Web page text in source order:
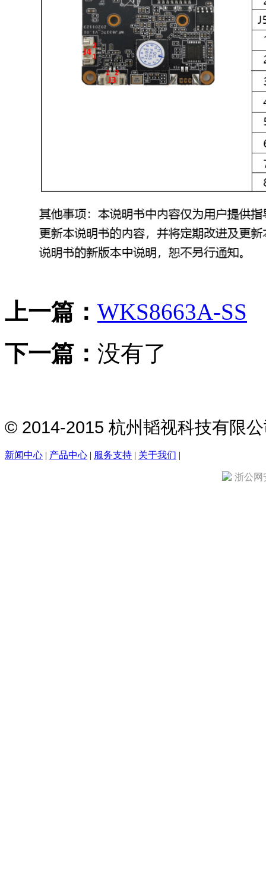
上一篇： WKS8663A-SS
下一篇： 没有了
© 2014-2015 杭州韬视科技有限
新闻中心 | 产品中心 | 服务支持 | 关于我们 |
浙公网